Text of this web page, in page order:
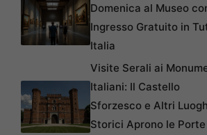
Domenica al Museo
Ingresso Gratuito in
Italia
Visite Serali ai
Italiani: Il Castello
Sforzesco e Altri
Storici Aprono le Porte